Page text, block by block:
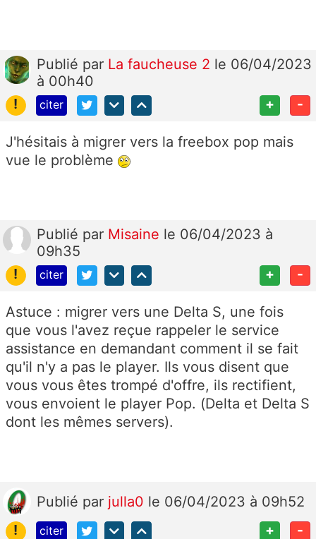
Publié par La faucheuse 2 le 06/04/2023
à 00h40
!
citer + -
J'hésitais à migrer vers la freebox pop mais
vue le problème
Publié par Misaine le 06/04/2023 à
09h35
!
citer + -
Astuce : migrer vers une Delta S, une fois
que vous l'avez reçue rappeler le service
assistance en demandant comment il se fait
qu'il n'y a pas le player. Ils vous disent que
vous vous êtes trompé d'offre, ils rectifient,
vous envoient le player Pop. (Delta et Delta S
dont les mêmes servers).
Publié par julla0 le 06/04/2023 à 09h52
!
citer + -